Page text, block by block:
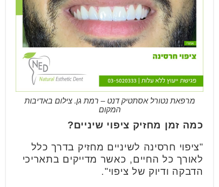
מרפאת נטורל אסתטיק דנט – רמת גן. צילום באדיבות
המקום
כמה זמן מחזיק ציפוי שיניים?
"ציפוי חרסינה לשיניים מחזיק בדרך כלל
לאורך כל החיים, כאשר מדייקים בתאריכי
הדבקה ודיוק של ציפוי".